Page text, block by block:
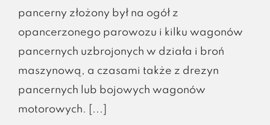
pancerny złożony był na ogół z
opancerzonego parowozu i kilku wagonów
pancernych uzbrojonych w działa i broń
maszynową, a czasami także z drezyn
pancernych lub bojowych wagonów
motorowych. [...]